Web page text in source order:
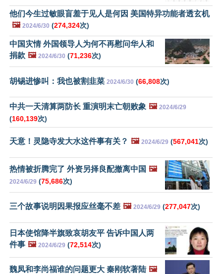
他们今生过敏眼盲羞于见人是何因 美国特异功能者透玄机
🖼️ 2024/6/30 (274,324次)
中国灾情 外国领导人为何不再慰问华人和
捐款 🖼️ 2024/6/30 (71,236次)
胡锡进惨叫：我也被割韭菜 2024/6/30 (66,808次)
中共一天清算两防长 重演明末亡朝败象 🖼️ 2024/6/29
(160,139次)
天意！灵隐寺发大水这件事有关？ 🖼️ 2024/6/29 (567,041次)
热情被折腾完了 外资另择良配撤离中国 🖼️
2024/6/29 (75,686次)
三个故事说明因果报应丝毫不差 🖼️ 2024/6/29 (277,047次)
日本使馆降半旗致哀胡友平 告诉中国人两
件事 🖼️ 2024/6/29 (72,514次)
魏凤和李尚福谁的问题更大 秦刚软著陆 🖼️